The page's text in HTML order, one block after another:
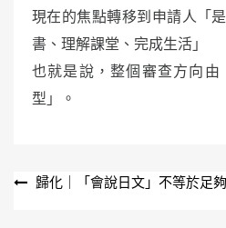
現在的焦點轉移到申請人「
書、理解課堂、完成生活」
也就是說，整個審查方向
型」。
文 歸化｜「會說日文」不等於足夠